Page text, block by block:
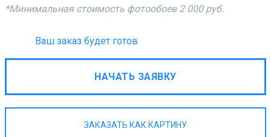
*Минимальная стоимость фотообоев 2 000 руб.
Ваш заказ будет готов
НАЧАТЬ ЗАЯВКУ
ЗАКАЗАТЬ КАК КАРТИНУ